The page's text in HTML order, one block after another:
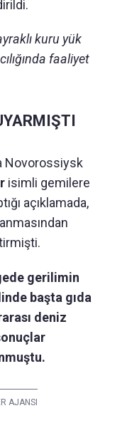
kuru yük
faaliyet
Novorossiysk
isimli gemilere
açıklamada,
gerilimin
başta gıda
deniz
AJANSI